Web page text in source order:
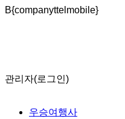
B{companyttelmobile}
관리자(로그인)
우승여행사